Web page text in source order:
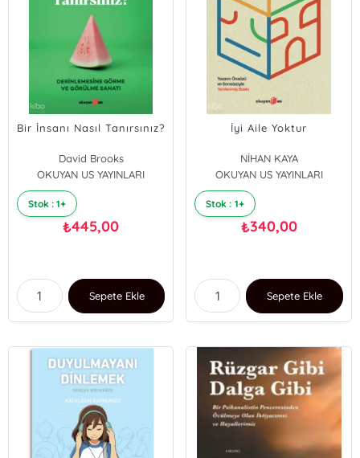
Bir İnsanı Nasıl Tanırsınız?
David Brooks
OKUYAN US YAYINLARI
Stok : 1+
₺445,00
Sepete Ekle
İyi Aile Yoktur
NİHAN KAYA
OKUYAN US YAYINLARI
Stok : 1+
₺340,00
Sepete Ekle